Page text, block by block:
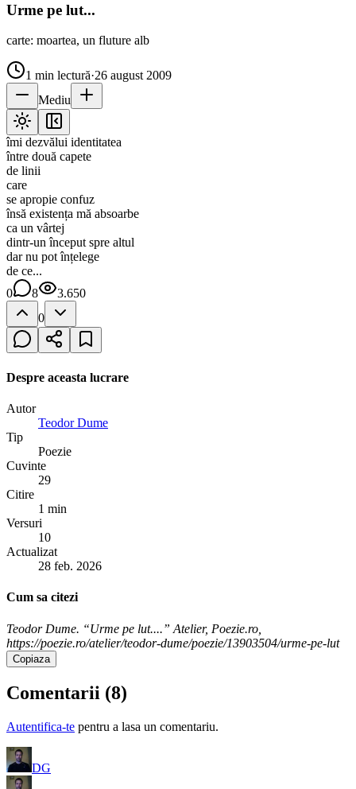
Urme pe lut...
carte: moartea, un fluture alb
1 min lectură·26 august 2009
Mediu
îmi dezvălui identitatea
între două capete
de linii
care
se apropie confuz
însă existența mă absoarbe
ca un vârtej
dintr-un început spre altul
dar nu pot înțelege
de ce...
0
8
3.650
0
Despre aceasta lucrare
Autor
Teodor Dume
Tip
Poezie
Cuvinte
29
Citire
1 min
Versuri
10
Actualizat
28 feb. 2026
Cum sa citezi
Teodor Dume. “Urme pe lut....” Atelier, Poezie.ro,
https://poezie.ro/atelier/teodor-dume/poezie/13903504/urme-pe-lut
Copiaza
Comentarii (8)
Autentifica-te pentru a lasa un comentariu.
DG